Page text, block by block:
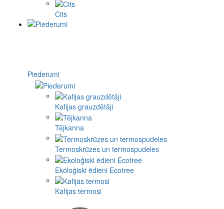
Cits
Piederumi
Kafijas grauzdētāji
Tējkanna
Termoskrūzes un termospudeles
Ekoloģiski ēdieni Ecotree
Kafijas termosi